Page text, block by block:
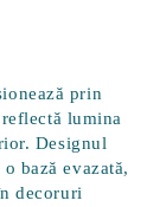
prin
lumina
Designul
bază evazată,
decoruri